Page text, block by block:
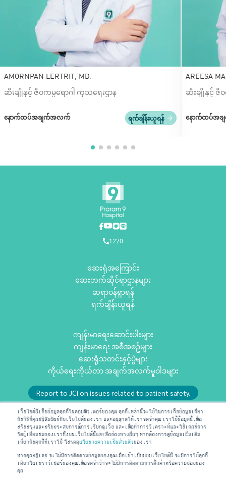
เว็บไซต์นี้เก็บข้อมูลคุกกี้ในคอมพิวเตอร์ของคุณ คุกกี้เหล่านี้จะใช้ในการเก็บข้อมูลเกี่ยว
กับวิธีที่คุณปฏิสัมพันธ์กับเว็บไซต์ของเรา และอนุญาตให้เราจดจำคุณ เราใช้ข้อมูลนี้เพื่อ
ปรับปรุงและปรับประสบการณ์การเรียกดูเว็บ และเพื่อทำการวิเคราะห์และใช้เกณฑ์การ
วัดผู้เยี่ยมชมของเราทั้งบนเว็บไซต์นี้และสื่อช่องทางอื่นๆ หากต้องการดูข้อมูลเพิ่มเติม
เกี่ยวกับคุกกี้ที่เราใช้ โปรดดูนโยบายความเป็นส่วนตัวของเรา
หากคุณปฏิเสธ จะไม่มีการติดตามข้อมูลของคุณเมื่อเข้าเยี่ยมชมเว็บไซต์นี้ จะมีการใช้คุกกี้
เดียวในเบราว์เซอร์ของคุณเพื่อจดจำว่าจะไม่มีการติดตามการตั้งค่าหรือความชอบของ
คุณ
AMORNPAN LERTRIT, MD.
ဆီးချိုနှင့် ဇီဝကမ္မရောဂါ ကုသရေးဌာန
နောက်ထပ်အချက်အလက် ရက်ချိန်းယူရန်
ဆီးချိုနှင့် ဇီ
နောက်ထပ်အ
1270
ဆေးရုံအကြောင်း
ဆေးဘက်ဆိုင်ရာဌာနများ
ဆရာဝန်ရှာရန်
ရက်ချိန်းယူရန်
ကျန်းမာရေးဆောင်းပါးများ
ကျန်းမာရေး အစီအစဥ်များ
ဆေးရုံသတင်းနှင့်ပွဲများ
ကိုယ်ရေးကိုယ်တာ အချက်အလက်မူဝါဒများ
Report to JCI on issues related to patient safety.
or email us atRMD@praram9.com
အတူပါဝင်ရန်
ဆက်သွယ်ရန်
စည်းကမ်းသတ်မှတ်ချက်များ